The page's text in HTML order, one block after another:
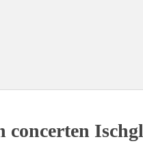
concerten Ischgl